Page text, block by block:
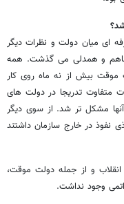
ای میان دولت و نظرات دیگر
و همدلی می گذشت. همه
موقت بیش از نه ماه روی کار
متفاوت تدریجا در دولت های
مشکل تر شد. از سوی دیگر
نفوذ در خارج سازمان داشتند
و از جمله دولت موقت،
وجود نداشت.